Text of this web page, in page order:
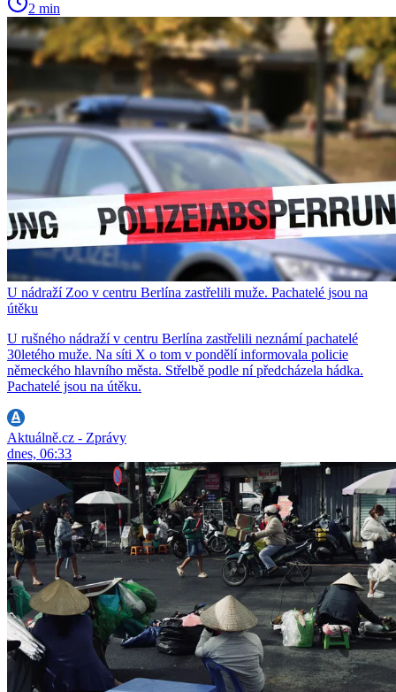
2 min
U nádraží Zoo v centru Berlína zastřelili muže. Pachatelé jsou na
útěku
U rušného nádraží v centru Berlína zastřelili neznámí pachatelé
30letého muže. Na síti X o tom v pondělí informovala policie
německého hlavního města. Střelbě podle ní předcházela hádka.
Pachatelé jsou na útěku.
Aktuálně.cz - Zprávy
dnes, 06:33